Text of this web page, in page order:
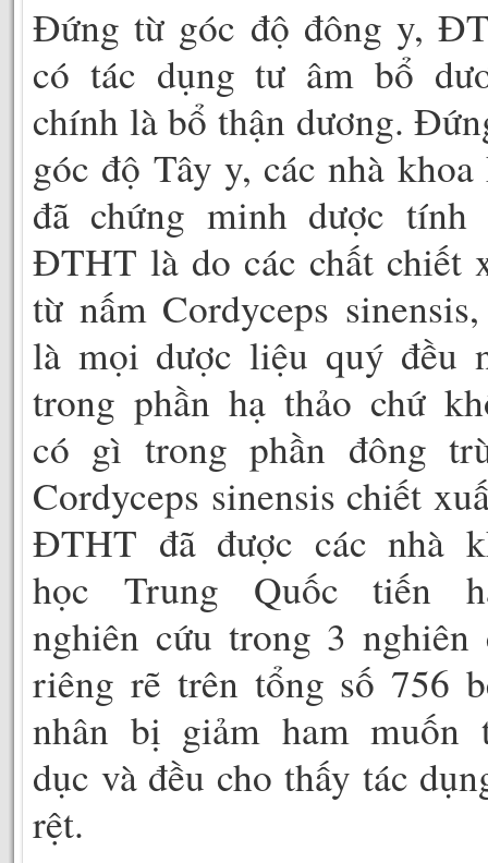
Đứng từ góc độ đông y,
có tác dụng tư âm bổ
chính là bổ thận dương.
góc độ Tây y, các nhà khoa
đã chứng minh dược tính
ĐTHT là do các chất chiết
từ nấm Cordyceps
là mọi dược liệu quý đều
trong phần hạ thảo chứ
có gì trong phần đông
Cordyceps sinensis chiết
ĐTHT đã được các nhà
học Trung Quốc tiến
nghiên cứu trong 3 nghiên
riêng rẽ trên tổng số 756
nhân bị giảm ham muốn
dục và đều cho thấy tác
rệt.